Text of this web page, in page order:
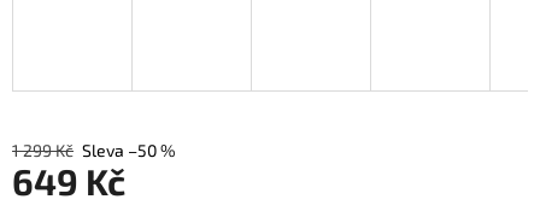
1 299 Kč –50 %
649 Kč